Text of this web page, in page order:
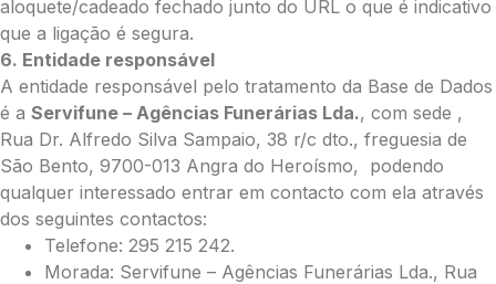
aloquete/cadeado fechado junto do URL o que é indicativo
que a ligação é segura.
6. Entidade responsável
A entidade responsável pelo tratamento da Base de Dados
é a Servifune – Agências Funerárias Lda., com sede ,
Rua Dr. Alfredo Silva Sampaio, 38 r/c dto., freguesia de
São Bento, 9700-013 Angra do Heroísmo, podendo
qualquer interessado entrar em contacto com ela através
dos seguintes contactos:
Telefone: 295 215 242.
Morada: Servifune – Agências Funerárias Lda., Rua